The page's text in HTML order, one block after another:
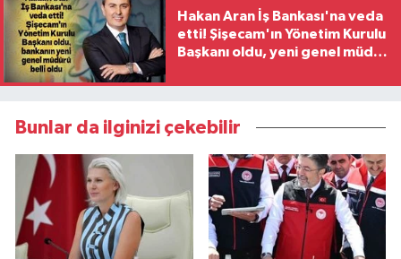
Hakan Aran İş Bankası'na veda
etti! Şişecam'ın Yönetim Kurulu
Başkanı oldu, yeni genel müdür
Bunlar da ilginizi çekebilir